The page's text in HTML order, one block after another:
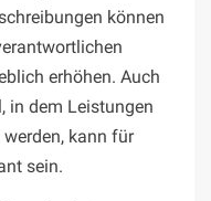
können
erhöhen. Auch
in dem Leistungen
kann für
sein.